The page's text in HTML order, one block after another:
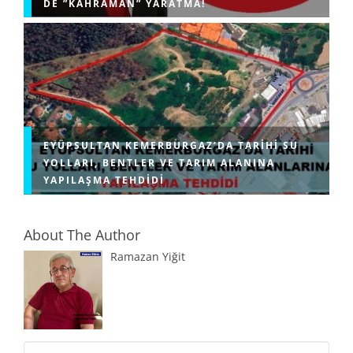
DE ”KAHRAMAN” YARATMA!
EYÜPSULTAN KEMERBURGAZ’DA TARIHI SU
YOLLARI, BENTLER VE TARIM ALANINA
YAPILAŞMA TEHDIDI
About The Author
Ramazan Yiğit